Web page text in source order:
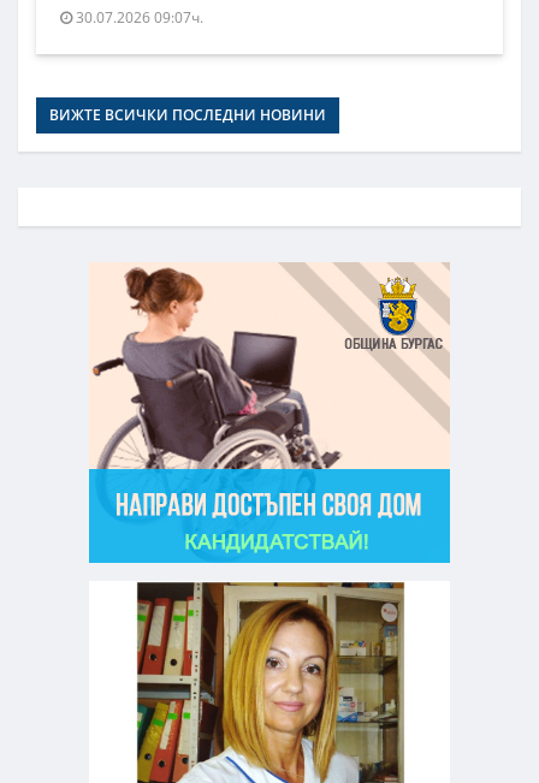
30.07.2026 09:07ч.
ВИЖТЕ ВСИЧКИ ПОСЛЕДНИ НОВИНИ